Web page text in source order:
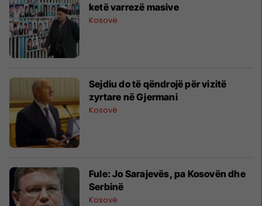
ketë varrezë masive
Kosovë
Sejdiu do të qëndrojë për vizitë
zyrtare në Gjermani
Kosovë
Fule: Jo Sarajevës, pa Kosovën dhe
Serbinë
Kosovë